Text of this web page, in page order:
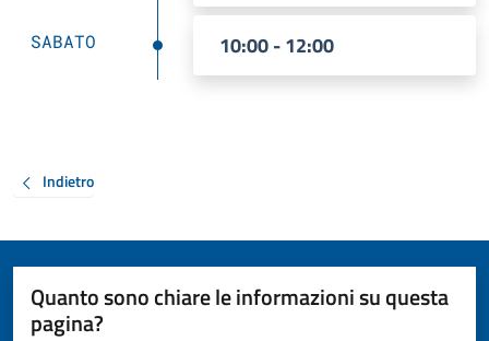
SABATO 10:00 - 12:00
Indietro
Quanto sono chiare le informazioni su questa
pagina?